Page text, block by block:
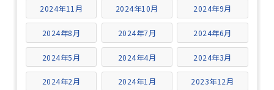
2024年11月 2024年10月 2024年9月
2024年8月 2024年7月 2024年6月
2024年5月 2024年4月 2024年3月
2024年2月 2024年1月 2023年12月